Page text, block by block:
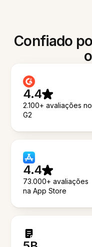
Confiado
4.4
2.100+ avaliações no
G2
4.4
73.000+ avaliações
na App Store